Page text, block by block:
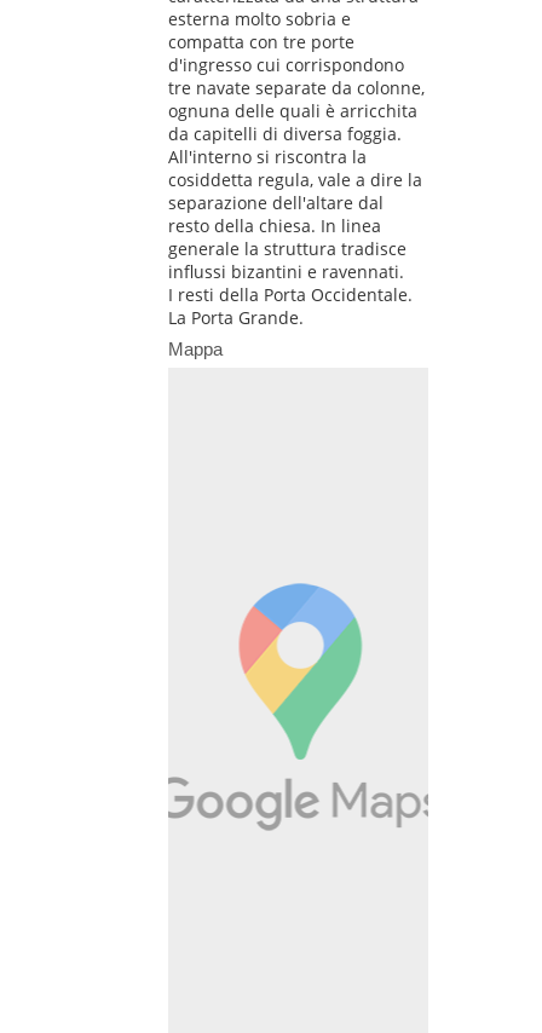
esterna molto sobria e
compatta con tre porte
d'ingresso cui corrispondono
tre navate separate da colonne,
ognuna delle quali è arricchita
da capitelli di diversa foggia.
All'interno si riscontra la
cosiddetta regula, vale a dire la
separazione dell'altare dal
resto della chiesa. In linea
generale la struttura tradisce
influssi bizantini e ravennati.
I resti della Porta Occidentale.
La Porta Grande.
Mappa